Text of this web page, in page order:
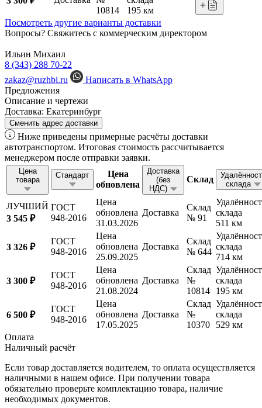
10814
195 км
Посмотреть другие варианты доставки
Вопросы? Свяжитесь с коммерческим директором
Ильин Михаил
8 (343) 288 70-22
zakaz@ruzhbi.ru
Написать в WhatsApp
Предложения
Описание и чертежи
Доставка: Екатеринбург
Сменить адрес доставки
Ниже приведены примерные расчёты доставки
автотранспортом. Итоговая стоимость рассчитывается
менеджером после отправки заявки.
Цена
товара
Стандарт
Цена
обновлена
Доставка
(без
НДС)
Склад
склада
ЛУЧШИЙ
3 545 ₽
ГОСТ
948-2016
Цена
обновлена
31.03.2026
Доставка
Склад
№ 91
склада
511 км
3 326 ₽
ГОСТ
948-2016
Цена
обновлена
25.09.2025
Доставка
Склад
№ 644
склада
714 км
3 300 ₽
ГОСТ
948-2016
Цена
обновлена
21.08.2024
Доставка
Склад
№
10814
склада
195 км
6 500 ₽
ГОСТ
948-2016
Цена
обновлена
17.05.2025
Доставка
Склад
№
10370
склада
529 км
Оплата
Наличный расчёт
Если товар доставляется водителем, то оплата осуществляется
наличными в нашем офисе. При получении товара
обязательно проверьте комплектацию товара, наличие
необходимых документов.